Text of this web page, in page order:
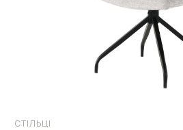
СТІЛЬЦІ